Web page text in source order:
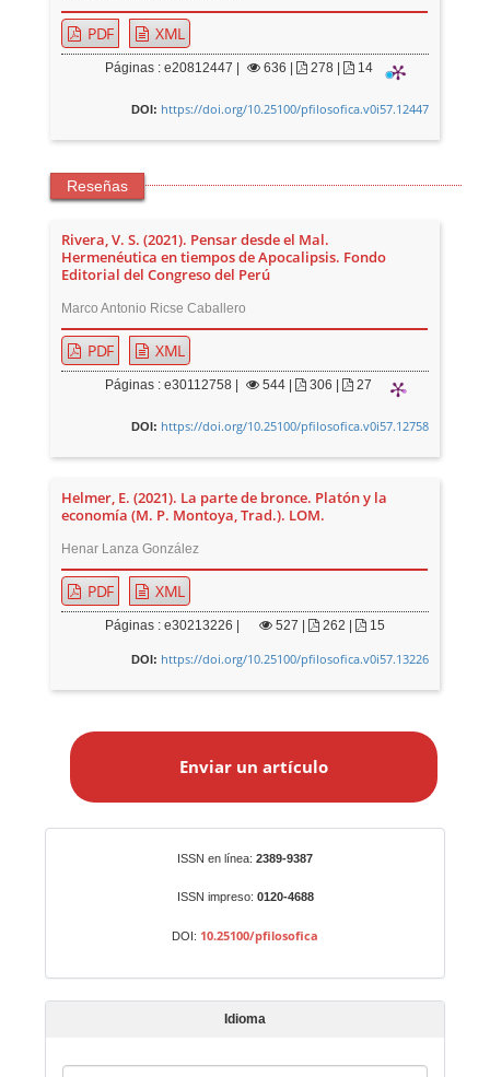
PDF XML
Páginas : e20812447 | 636 | 278 | 14
DOI: https://doi.org/10.25100/pfilosofica.v0i57.12447
Reseñas
Rivera, V. S. (2021). Pensar desde el Mal.
Hermenéutica en tiempos de Apocalipsis. Fondo
Editorial del Congreso del Perú
Marco Antonio Ricse Caballero
PDF XML
Páginas : e30112758 | 544 | 306 | 27
DOI: https://doi.org/10.25100/pfilosofica.v0i57.12758
Helmer, E. (2021). La parte de bronce. Platón y la
economía (M. P. Montoya, Trad.). LOM.
Henar Lanza González
PDF XML
Páginas : e30213226 | 527 | 262 | 15
DOI: https://doi.org/10.25100/pfilosofica.v0i57.13226
a
t
í
Enviar un artículo
ISSN en línea: 2389-9387
ISSN impreso: 0120-4688
DOI: 10.25100/pfilosofica
Idioma